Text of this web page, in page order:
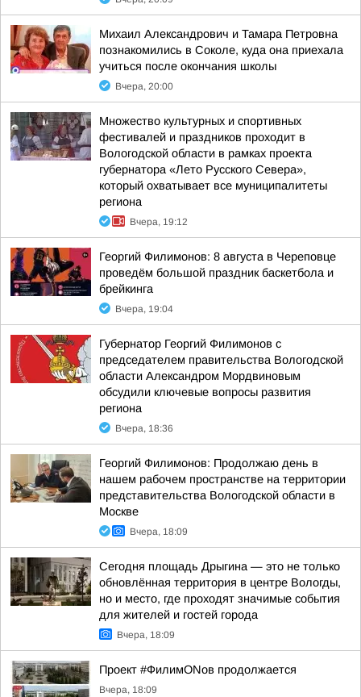
Михаил Александрович и Тамара Петровна
познакомились в Соколе, куда она приехала
учиться после окончания школы
Вчера, 20:00
Множество культурных и спортивных
фестивалей и праздников проходит в
Вологодской области в рамках проекта
губернатора «Лето Русского Севера»,
который охватывает все муниципалитеты
региона
Вчера, 19:12
Георгий Филимонов: 8 августа в Череповце
проведём большой праздник баскетбола и
брейкинга
Вчера, 19:04
Губернатор Георгий Филимонов с
председателем правительства Вологодской
области Александром Мордвиновым
обсудили ключевые вопросы развития
региона
Вчера, 18:36
Георгий Филимонов: Продолжаю день в
нашем рабочем пространстве на территории
представительства Вологодской области в
Москве
Вчера, 18:09
Сегодня площадь Дрыгина — это не только
обновлённая территория в центре Вологды,
но и место, где проходят значимые события
для жителей и гостей города
Вчера, 18:09
Проект #ФилимONов продолжается
Вчера, 18:09